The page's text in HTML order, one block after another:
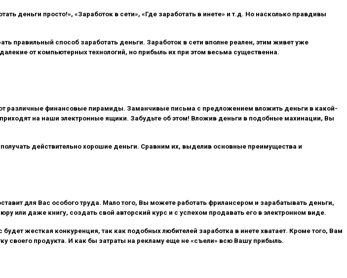
деньги просто!», «Заработок в сети», «Где заработать в инете» и т.д. Но насколько правдивы
правильный способ заработать деньги. Заработок в сети вполне реален, этим живет уже
от компьютерных технологий, но прибыль их при этом весьма существенна.
различные финансовые пирамиды. Заманчивые письма с предложением вложить деньги в какой-
на наши электронные ящики. Забудьте об этом! Вложив деньги в подобные махинации, Вы
действительно хорошие деньги. Сравним их, выделив основные преимущества и
для Вас особого труда. Мало того, Вы можете работать фрилансером и зарабатывать деньги,
даже книгу, создать свой авторский курс и с успехом продавать его в электронном виде.
жесткая конкуренция, так как подобных любителей заработка в инете хватает. Кроме того, Вам
своего продукта. И как бы затраты на рекламу еще не «съели» всю Вашу прибыль.